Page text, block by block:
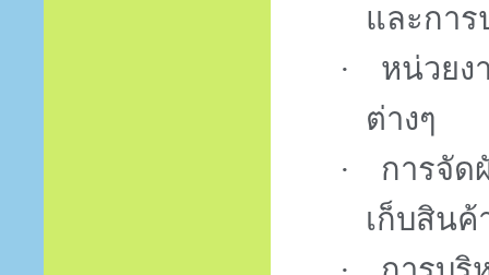
และกา
·
หน่วยง
ต่างๆ
·
การจัด
เก็บสินค้